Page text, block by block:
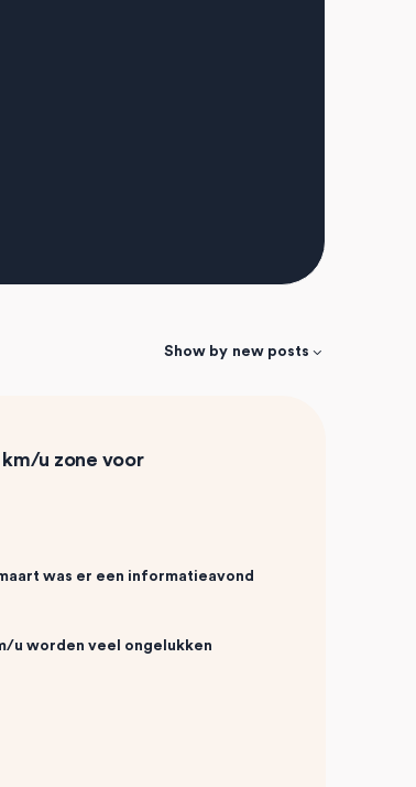
Show by new posts
u zone voor
was er een informatieavond
u worden veel ongelukken